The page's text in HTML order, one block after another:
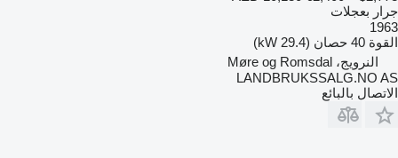
جرار بعجلات
1963
القوة 40 حصان (29.4 kW)
النرويج، Møre og Romsdal
LANDBRUKSSALG.NO AS
الاتصال بالبائع